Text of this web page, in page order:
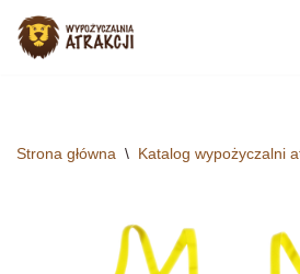
Przejdź
Strona główna \ Katalog wypożyczalni